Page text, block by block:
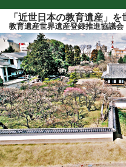
このページの本文へ
「近世日本の教育遺産」
教育遺産世界遺産登録推進協議会